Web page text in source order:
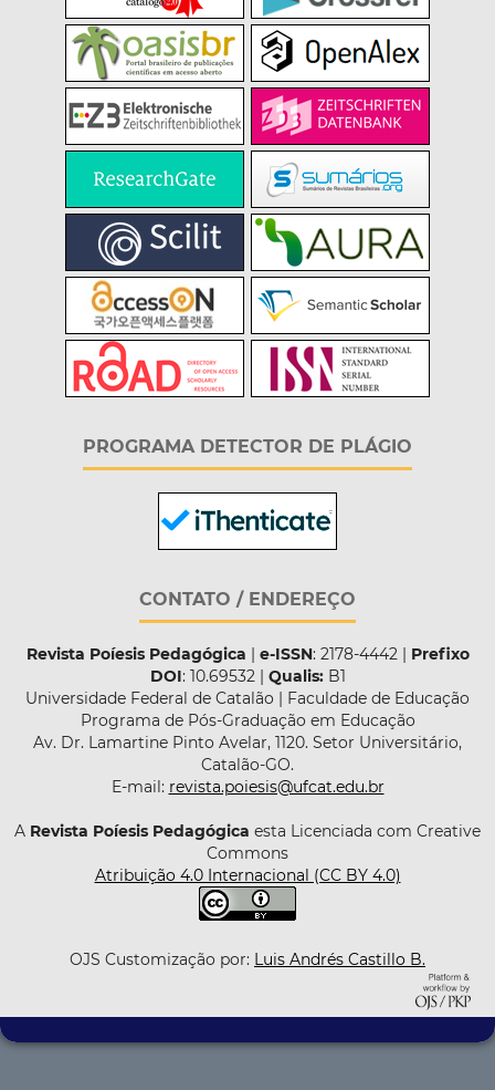
PROGRAMA DETECTOR DE PLÁGIO
CONTATO / ENDEREÇO
Revista Poíesis Pedagógica | e-ISSN: 2178-4442 | Prefixo
DOI: 10.69532 | Qualis:B1
Universidade Federal de Catalão | Faculdade de Educação
Programa de Pós-Graduação em Educação
Av. Dr. Lamartine Pinto Avelar, 1120. Setor Universitário,
Catalão-GO.
E-mail: revista.poiesis@ufcat.edu.br
A Revista Poíesis Pedagógica esta Licenciada com Creative
Commons
Atribuição 4.0 Internacional (CC BY 4.0)
OJS Customização por: Luis Andrés Castillo B.